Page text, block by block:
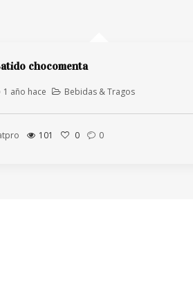
chocomenta
1 año hace Bebidas & Tragos
101 0 0